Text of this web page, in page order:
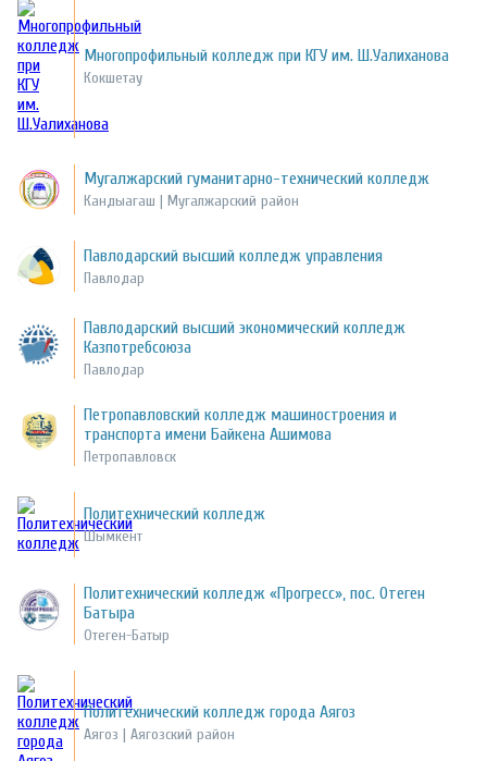
Многопрофильный колледж при КГУ им. Ш.Уалиханова
Кокшетау
Мугалжарский гуманитарно-технический колледж
Кандыагаш | Мугалжарский район
Павлодарский высший колледж управления
Павлодар
Павлодарский высший экономический колледж
Казпотребсоюза
Павлодар
Петропавловский колледж машиностроения и
транспорта имени Байкена Ашимова
Петропавловск
Политехнический колледж
Шымкент
Политехнический колледж «Прогресс», пос. Отеген
Батыра
Отеген-Батыр
Политехнический колледж города Аягоз
Аягоз | Аягозский район